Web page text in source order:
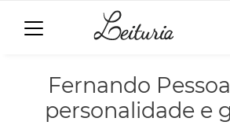
Fernando
personalidade e